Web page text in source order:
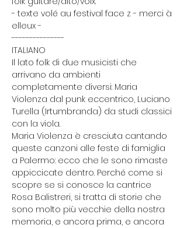
- texte volé au festival face z - merci à
elleux -
---------------
ITALIANO
Il lato folk di due musicisti che
arrivano da ambienti
completamente diversi: Maria
Violenza dal punk eccentrico, Luciano
Turella (Irtumbranda) da studi classici
con la viola.
Maria Violenza è cresciuta cantando
queste canzoni alle feste di famiglia
a Palermo: ecco che le sono rimaste
appiccicate dentro. Perché come si
scopre se si conosce la cantrice
Rosa Balistreri, si tratta di storie che
sono molto più vecchie della nostra
memoria, e ancora prima, e ancora